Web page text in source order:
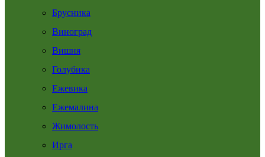
Брусника
Виноград
Вишня
Голубика
Ежевика
Ежемалина
Жимолость
Ирга